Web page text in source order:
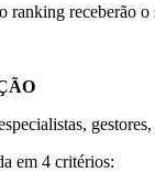
ranking receberão
em 4 critérios: